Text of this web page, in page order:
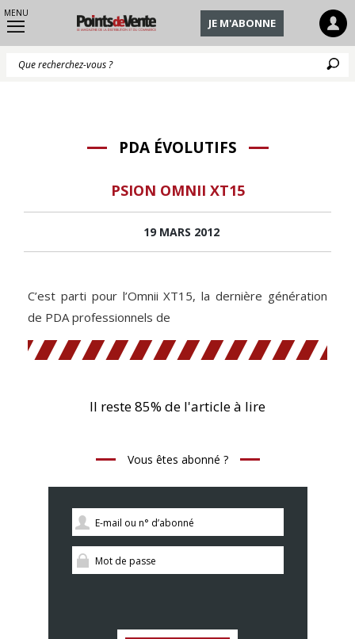
MENU
JE M'ABONNE
PDA ÉVOLUTIFS
PSION OMNII XT15
19 MARS 2012
C’est parti pour l’Omnii XT15, la dernière génération
de PDA professionnels de
Il reste 85% de l'article à lire
Vous êtes abonné ?